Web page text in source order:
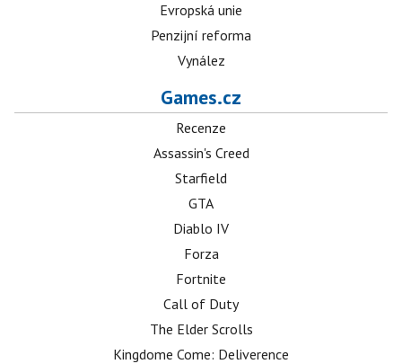
Evropská unie
Penzijní reforma
Vynález
Games.cz
Recenze
Assassin's Creed
Starfield
GTA
Diablo IV
Forza
Fortnite
Call of Duty
The Elder Scrolls
Kingdome Come: Deliverence